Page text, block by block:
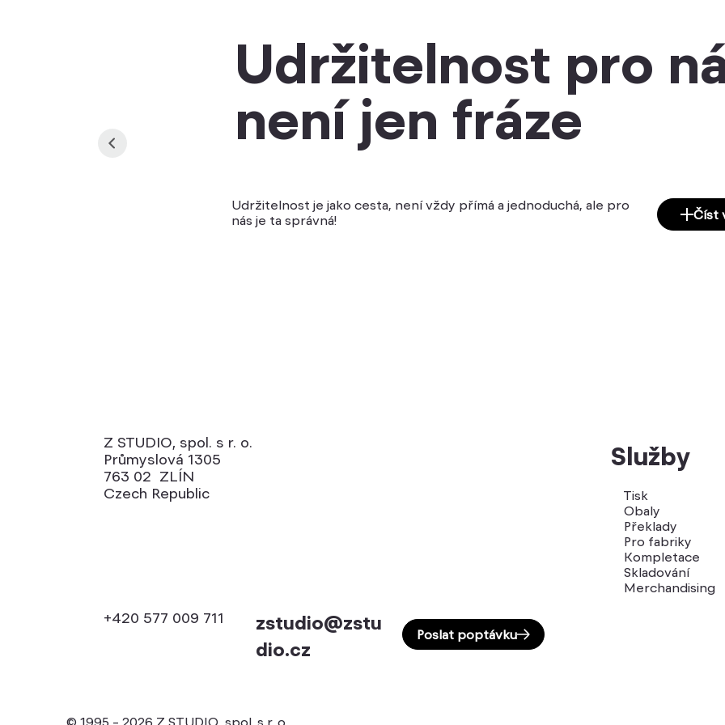
Udržitelnost pro
není jen fráze
Udržitelnost je jako cesta, není vždy přímá a jednoduchá, ale pro
nás je ta správná!
Číst
Z STUDIO, spol. s r. o.
Průmyslová 1305
763 02 ZLÍN
Czech Republic
+420 577 009 711
zstudio@zstu
dio.cz
Poslat poptávku
Služby
Tisk
Obaly
Překlady
Pro fabriky
Kompletace
Skladování
Merchandising
© 1995 – 2026 Z STUDIO, spol. s r. o.